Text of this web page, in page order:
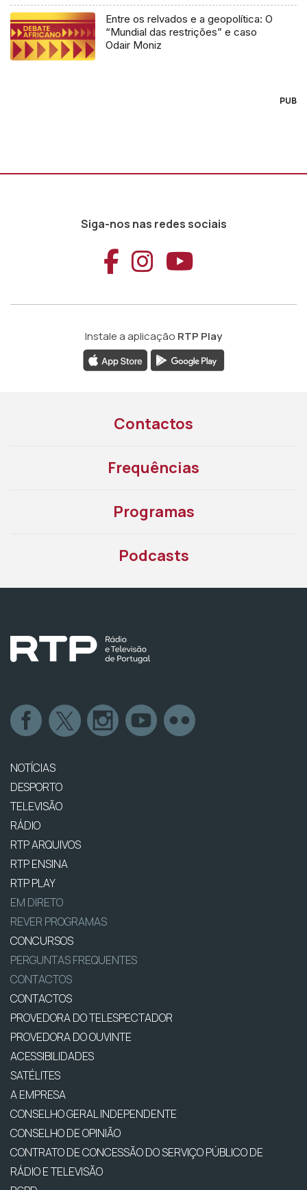
Entre os relvados e a geopolítica: O
“Mundial das restrições” e caso
Odair Moniz
PUB
Siga-nos nas redes sociais
Aceder ao
Aceder ao
Aceder
Instale a aplicação RTP Play
Contactos
Frequências
Programas
Podcasts
NOTÍCIAS
DESPORTO
TELEVISÃO
RÁDIO
RTP ARQUIVOS
RTP ENSINA
RTP PLAY
EM DIRETO
REVER PROGRAMAS
CONCURSOS
PERGUNTAS FREQUENTES
CONTACTOS
CONTACTOS
PROVEDORA DO TELESPECTADOR
PROVEDORA DO OUVINTE
ACESSIBILIDADES
SATÉLITES
A EMPRESA
CONSELHO GERAL INDEPENDENTE
CONSELHO DE OPINIÃO
CONTRATO DE CONCESSÃO DO SERVIÇO PÚBLICO DE
RÁDIO E TELEVISÃO